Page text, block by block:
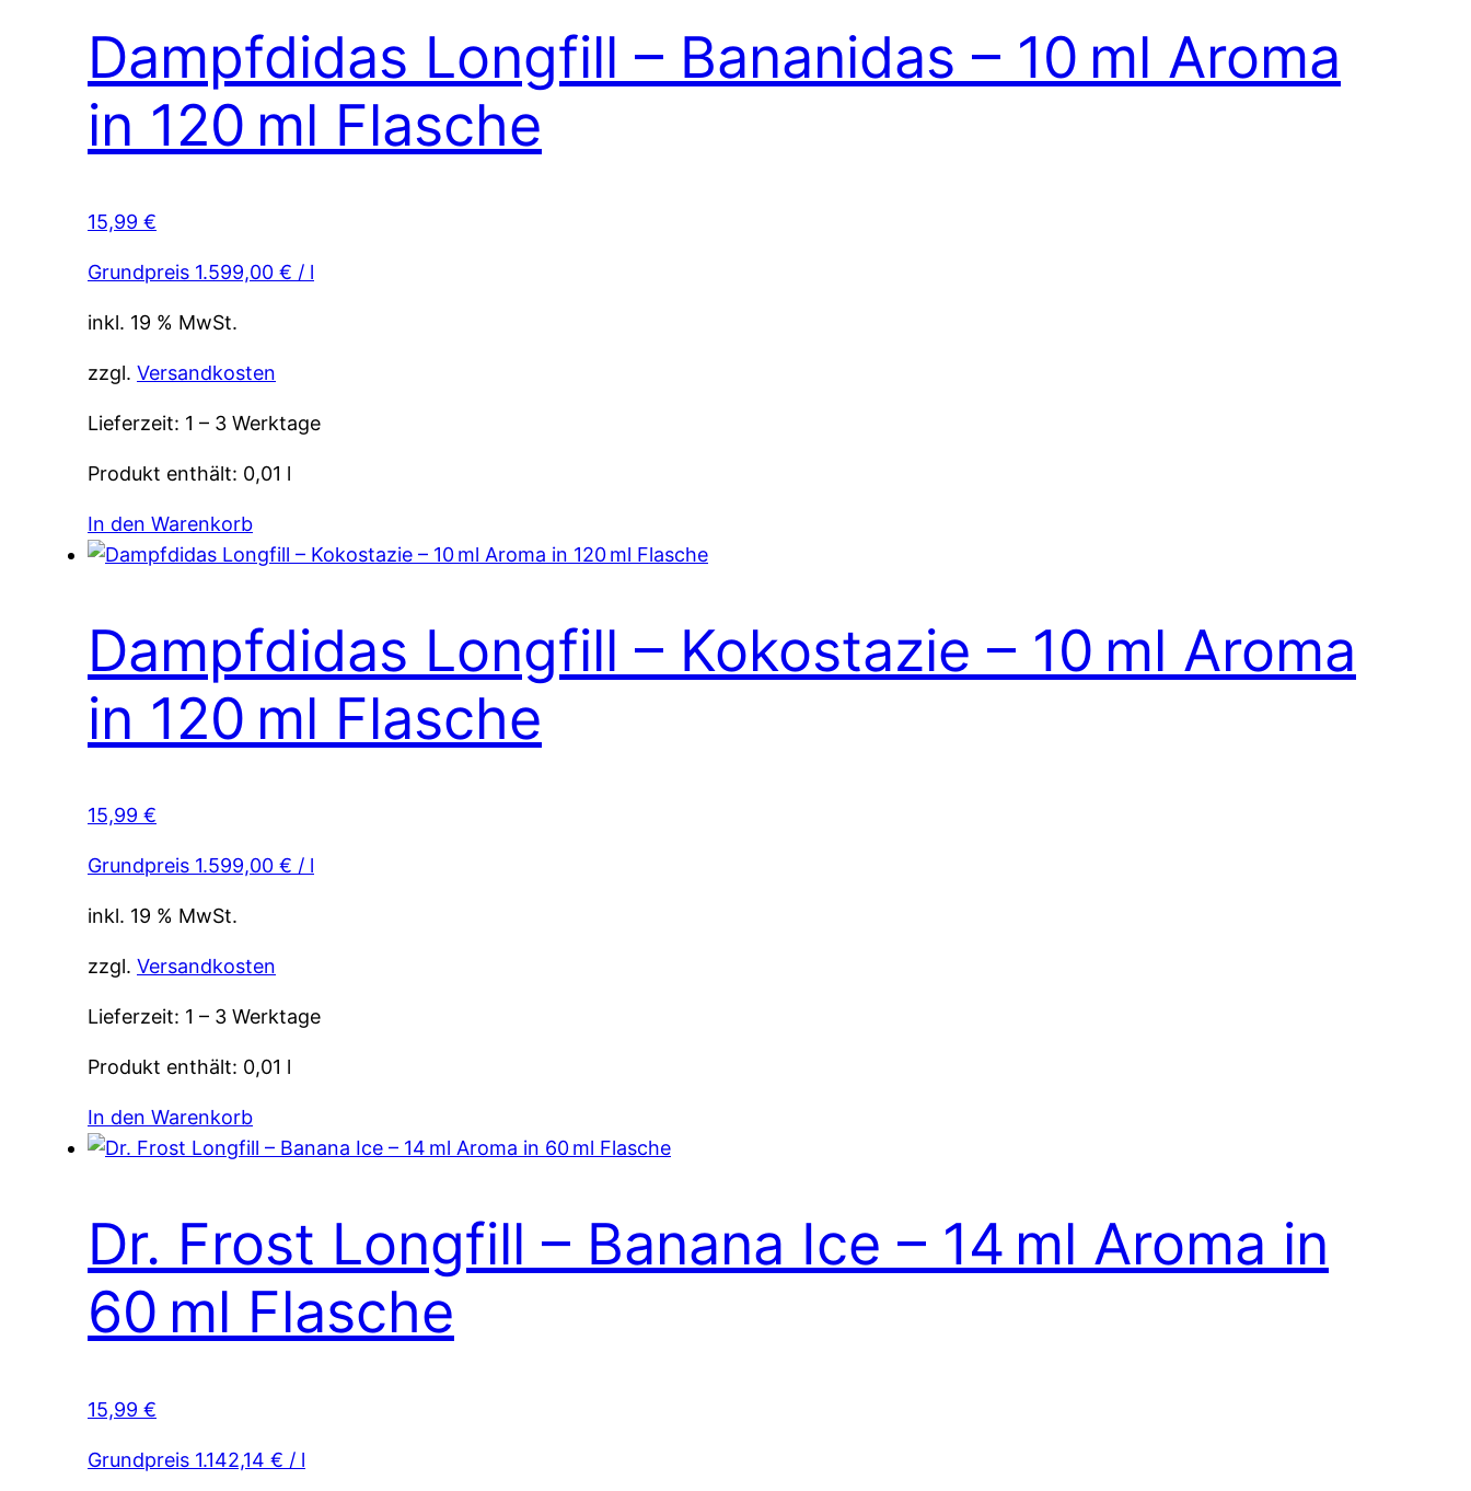
Dampfdidas Longfill – Bananidas – 10 ml Aroma
in 120 ml Flasche
15,99 €
Grundpreis 1.599,00 € / l
inkl. 19 % MwSt.
zzgl. Versandkosten
Lieferzeit: 1 – 3 Werktage
Produkt enthält: 0,01 l
In den Warenkorb
Dampfdidas Longfill – Kokostazie – 10 ml Aroma
in 120 ml Flasche
15,99 €
Grundpreis 1.599,00 € / l
inkl. 19 % MwSt.
zzgl. Versandkosten
Lieferzeit: 1 – 3 Werktage
Produkt enthält: 0,01 l
In den Warenkorb
Dr. Frost Longfill – Banana Ice – 14 ml Aroma in
60 ml Flasche
15,99 €
Grundpreis 1.142,14 € / l